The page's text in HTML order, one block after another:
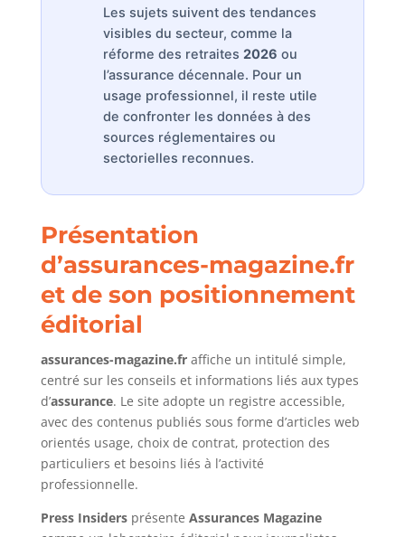
Les sujets suivent des tendances
visibles du secteur, comme la
réforme des retraites 2026 ou
l’assurance décennale. Pour un
usage professionnel, il reste utile
de confronter les données à des
sources réglementaires ou
sectorielles reconnues.
Présentation
d’assurances-magazine.fr
et de son positionnement
éditorial
assurances-magazine.fraffiche un intitulé simple,
centré sur les conseils et informations liés aux types
d’assurance. Le site adopte un registre accessible,
avec des contenus publiés sous forme d’articles web
orientés usage, choix de contrat, protection des
particuliers et besoins liés à l’activité
professionnelle.
Press Insidersprésente Assurances Magazine